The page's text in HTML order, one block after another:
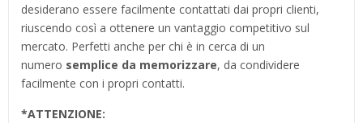
desiderano essere facilmente contattati dai propri clienti,
riuscendo così a ottenere un vantaggio competitivo sul
mercato. Perfetti anche per chi è in cerca di un
numero semplice da memorizzare, da condividere
facilmente con i propri contatti.
*ATTENZIONE: